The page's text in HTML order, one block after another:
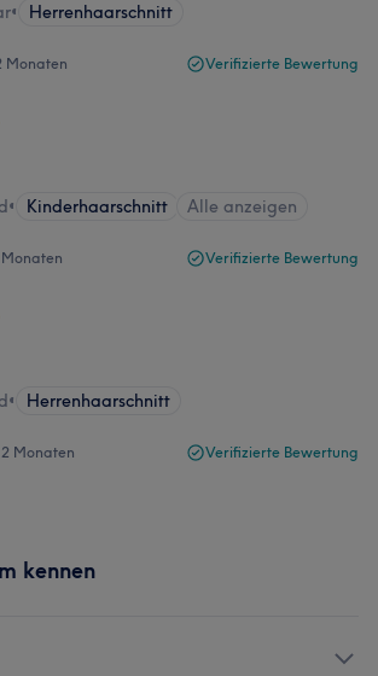
• Herrenhaarschnitt
Monaten Verifizierte Bewertung
• Kinderhaarschnitt Alle anzeigen
Verifizierte Bewertung
• Herrenhaarschnitt
Monaten Verifizierte Bewertung
kennen